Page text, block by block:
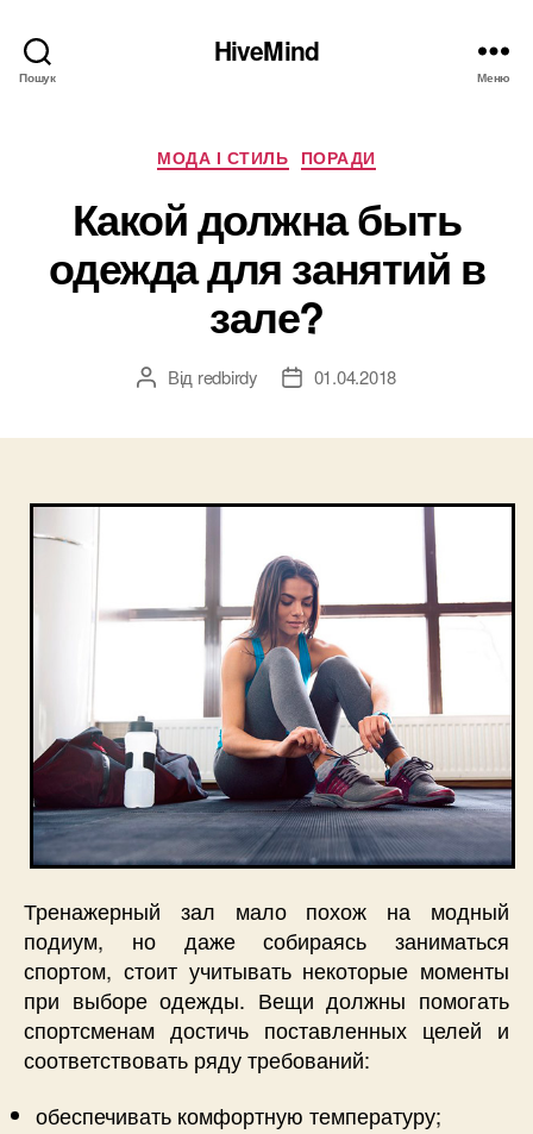
Пошук
HiveMind
Меню
Категорії
МОДА І СТИЛЬ ПОРАДИ
Какой должна быть
одежда для занятий в
зале?
Автор
Від redbirdy
Дата01.04.2018
Тренажерный зал мало похож на модный
подиум, но даже собираясь заниматься
спортом, стоит учитывать некоторые моменты
при выборе одежды. Вещи должны помогать
спортсменам достичь поставленных целей и
соответствовать ряду требований:
обеспечивать комфортную температуру;